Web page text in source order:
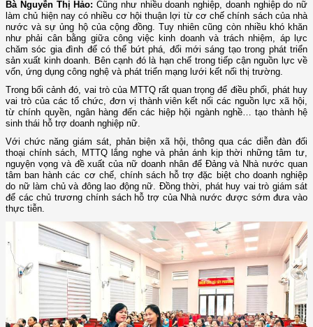
Bà Nguyễn Thị Hảo: Cũng như nhiều doanh nghiệp, doanh nghiệp do nữ
làm chủ hiện nay có nhiều cơ hội thuận lợi từ cơ chế chính sách của nhà
nước và sự ủng hộ của cộng đồng. Tuy nhiên cũng còn nhiều khó khăn
như phải cân bằng giữa công việc kinh doanh và trách nhiệm, áp lực
chăm sóc gia đình để có thể bứt phá, đổi mới sáng tạo trong phát triển
sản xuất kinh doanh. Bên cạnh đó là hạn chế trong tiếp cận nguồn lực về
vốn, ứng dụng công nghệ và phát triển mạng lưới kết nối thị trường.
Trong bối cảnh đó, vai trò của MTTQ rất quan trọng để điều phối, phát huy
vai trò của các tổ chức, đơn vị thành viên kết nối các nguồn lực xã hội,
từ chính quyền, ngân hàng đến các hiệp hội ngành nghề… tạo thành hệ
sinh thái hỗ trợ doanh nghiệp nữ.
Với chức năng giám sát, phản biện xã hội, thông qua các diễn đàn đối
thoại chính sách, MTTQ lắng nghe và phản ánh kịp thời những tâm tư,
nguyện vọng và đề xuất của nữ doanh nhân để Đảng và Nhà nước quan
tâm ban hành các cơ chế, chính sách hỗ trợ đặc biệt cho doanh nghiệp
do nữ làm chủ và đông lao động nữ. Đồng thời, phát huy vai trò giám sát
để các chủ trương chính sách hỗ trợ của Nhà nước được sớm đưa vào
thực tiễn.